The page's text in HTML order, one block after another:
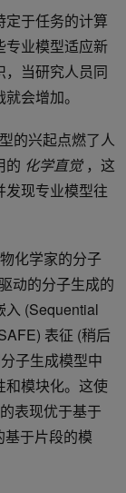
于任务的计算
专业模型适应新
当研究人员同
会增加。
的兴起点燃了人
的 化学直觉 ，这
发现专业模型往
化学家的分子
动的分子生成的
入 (Sequential
表征 (稍后
子生成模型中
和模块化。这使
表现优于基于
于片段的模